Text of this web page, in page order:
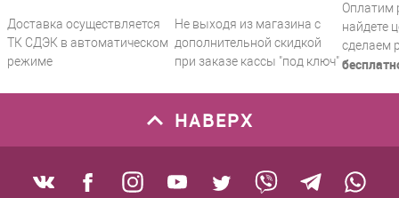
Доставка осуществляется
ТК СДЭК в автоматическом
режиме
Не выходя из магазина с
дополнительной скидкой
при заказе кассы "под ключ"
Оплатим
найдете
сделаем
НАВЕРХ